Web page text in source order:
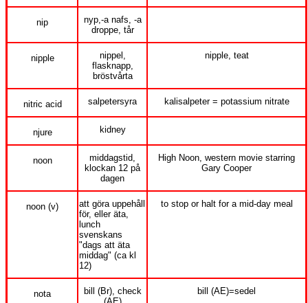
nip
nyp,-a nafs, -a
droppe, tår
nipple
nippel,
flasknapp,
bröstvårta
nipple, teat
nitric acid salpetersyra kalisalpeter = potassium nitrate
njure kidney
noon
middagstid,
klockan 12 på
dagen
High Noon, western movie starring
Gary Cooper
noon (v)
att göra uppehåll
för, eller äta,
lunch
svenskans
"dags att äta
middag" (ca kl
12)
to stop or halt for a mid-day meal
nota
bill (Br), check
bill (AE)=sedel